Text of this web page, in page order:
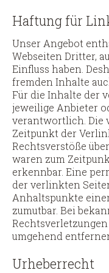
Haftung für
Unser Angebot
Webseiten Dritter,
Einfluss haben.
fremden Inhalte
Für die Inhalte der
jeweilige Anbieter
verantwortlich. Die
Zeitpunkt der
Rechtsverstöße
waren zum
erkennbar. Eine
der verlinkten
Anhaltspunkte
zumutbar. Bei
umgehend
Urheberrecht